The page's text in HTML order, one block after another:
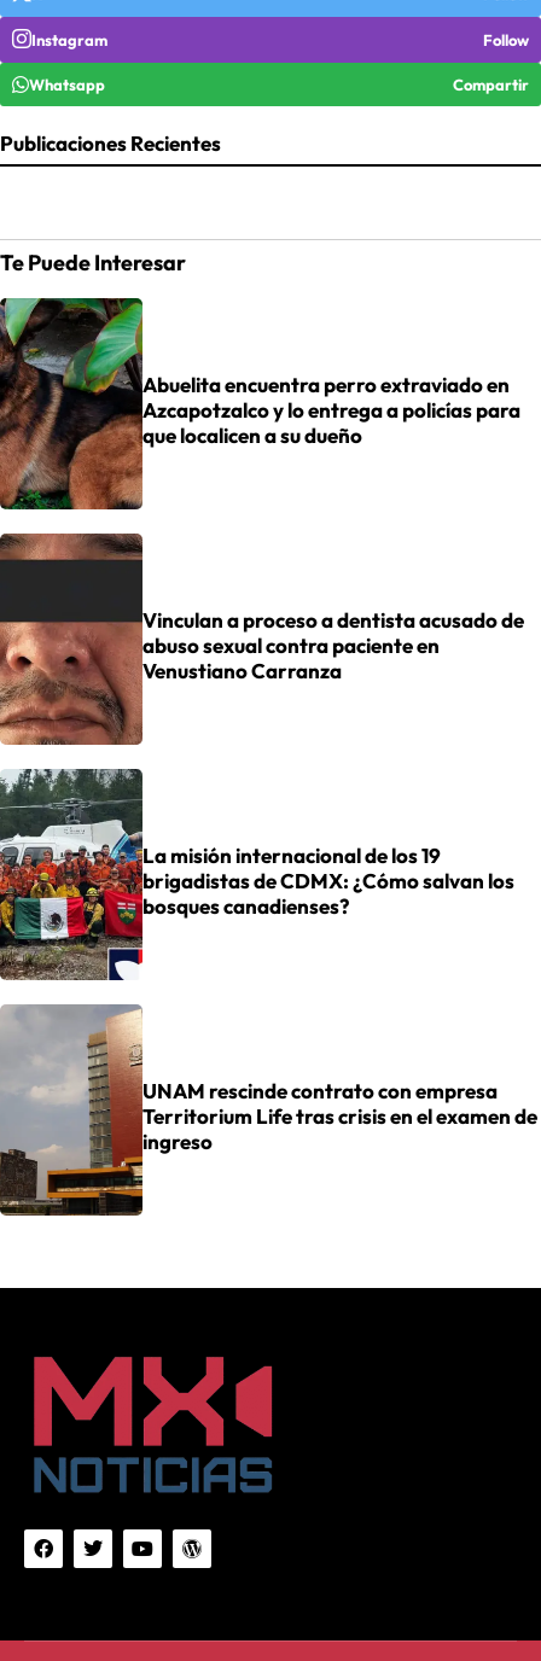
Instagram Follow
Whatsapp Compartir
Publicaciones Recientes
Te Puede Interesar
Abuelita encuentra perro extraviado en
Azcapotzalco y lo entrega a policías para
que localicen a su dueño
Vinculan a proceso a dentista acusado de
abuso sexual contra paciente en
Venustiano Carranza
La misión internacional de los 19
brigadistas de CDMX: ¿Cómo salvan los
bosques canadienses?
UNAM rescinde contrato con empresa
Territorium Life tras crisis en el examen de
ingreso